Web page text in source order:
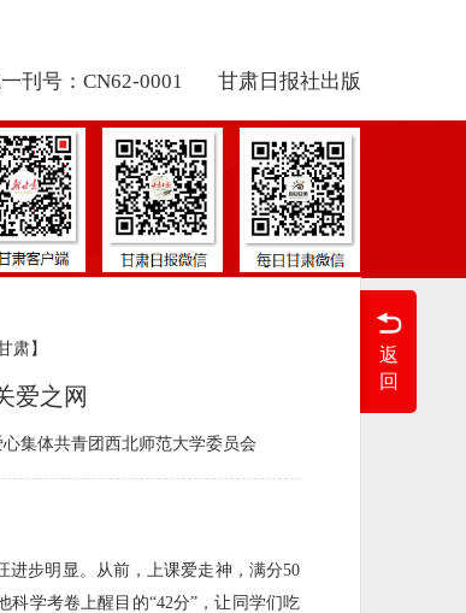
刊号：CN62-0001 甘肃日报社出版
返
回
肃】
爱之网
集体共青团西北师范大学委员会
进步明显。从前，上课爱走神，满分50
学考卷上醒目的“42分”，让同学们吃